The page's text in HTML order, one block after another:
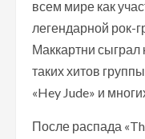
всем мире как
легендарной рок-
Маккартни сыграл
таких хитов
«Hey Jude» и
После распада